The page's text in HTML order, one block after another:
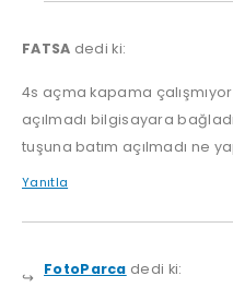
FATSA dedi ki:
4s açma kapama
açılmadı bilgisayara
tuşuna batım açılmadı ne
Yanıtla
FotoParca dedi ki: